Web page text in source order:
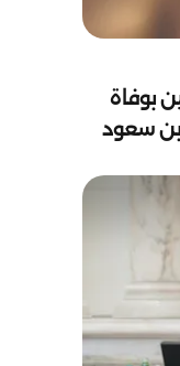
بوفاة
بن سعود